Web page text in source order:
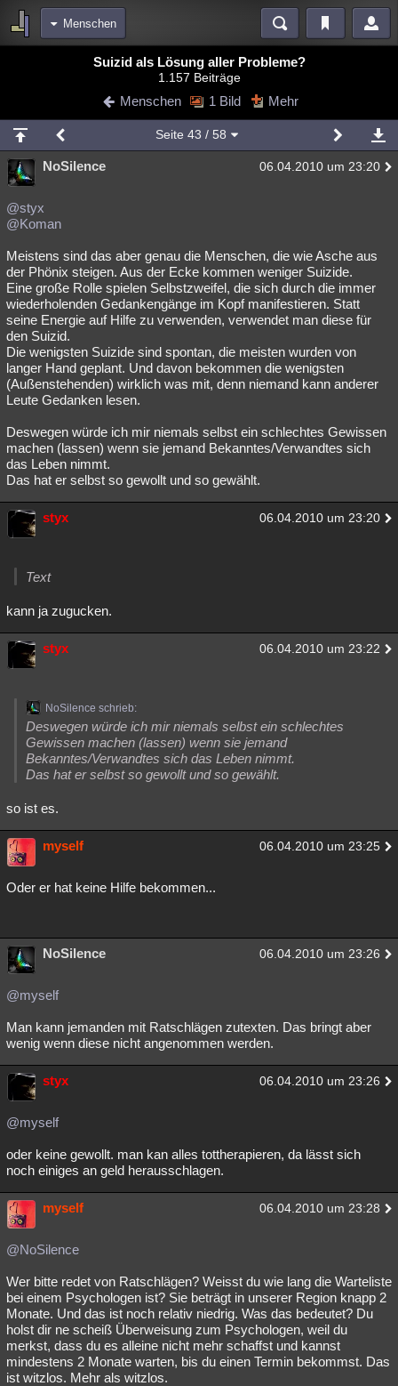
Menschen
Blogs Videos
Chat Wiki Neuigkeiten
meine Rubriken
Menschen Wissenschaft Mystery Kriminalfälle
Spiritualität
weitere Rubriken
Philosophie Träume Orte Esoterik Literatur
Astronomie Helpdesk Gruppen Gaming Filme
Musik Clash Verbesserungen Allmystery English
Übersichten
Lesenswert Schlüsselwörter
Suizid als Lösung aller Probleme?
1.157 Beiträge
Menschen 1 Bild Mehr
Seite 43 / 58
NoSilence 06.04.2010 um 23:20
@styx
@Koman
Meistens sind das aber genau die Menschen, die wie Asche aus
der Phönix steigen. Aus der Ecke kommen weniger Suizide.
Eine große Rolle spielen Selbstzweifel, die sich durch die immer
wiederholenden Gedankengänge im Kopf manifestieren. Statt
seine Energie auf Hilfe zu verwenden, verwendet man diese für
den Suizid.
Die wenigsten Suizide sind spontan, die meisten wurden von
langer Hand geplant. Und davon bekommen die wenigsten
(Außenstehenden) wirklich was mit, denn niemand kann anderer
Leute Gedanken lesen.
Deswegen würde ich mir niemals selbst ein schlechtes Gewissen
machen (lassen) wenn sie jemand Bekanntes/Verwandtes sich
das Leben nimmt.
Das hat er selbst so gewollt und so gewählt.
styx 06.04.2010 um 23:20
Text
kann ja zugucken.
styx 06.04.2010 um 23:22
NoSilence schrieb:
Deswegen würde ich mir niemals selbst ein schlechtes
Gewissen machen (lassen) wenn sie jemand
Bekanntes/Verwandtes sich das Leben nimmt.
Das hat er selbst so gewollt und so gewählt.
so ist es.
myself 06.04.2010 um 23:25
Oder er hat keine Hilfe bekommen...
NoSilence 06.04.2010 um 23:26
@myself
Man kann jemanden mit Ratschlägen zutexten. Das bringt aber
wenig wenn diese nicht angenommen werden.
styx 06.04.2010 um 23:26
@myself
oder keine gewollt. man kan alles tottherapieren, da lässt sich
noch einiges an geld herausschlagen.
myself 06.04.2010 um 23:28
@NoSilence
Wer bitte redet von Ratschlägen? Weisst du wie lang die Warteliste
bei einem Psychologen ist? Sie beträgt in unserer Region knapp 2
Monate. Und das ist noch relativ niedrig. Was das bedeutet? Du
holst dir ne scheiß Überweisung zum Psychologen, weil du
merkst, dass du es alleine nicht mehr schaffst und kannst
mindestens 2 Monate warten, bis du einen Termin bekommst. Das
ist witzlos. Mehr als witzlos.